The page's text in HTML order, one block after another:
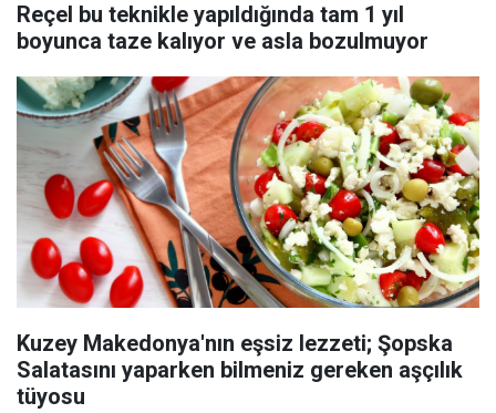
Reçel bu teknikle yapıldığında tam 1 yıl
boyunca taze kalıyor ve asla bozulmuyor
Kuzey Makedonya'nın eşsiz lezzeti; Şopska
Salatasını yaparken bilmeniz gereken aşçılık
tüyosu